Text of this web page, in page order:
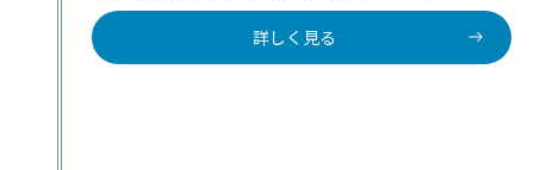
詳しく見る